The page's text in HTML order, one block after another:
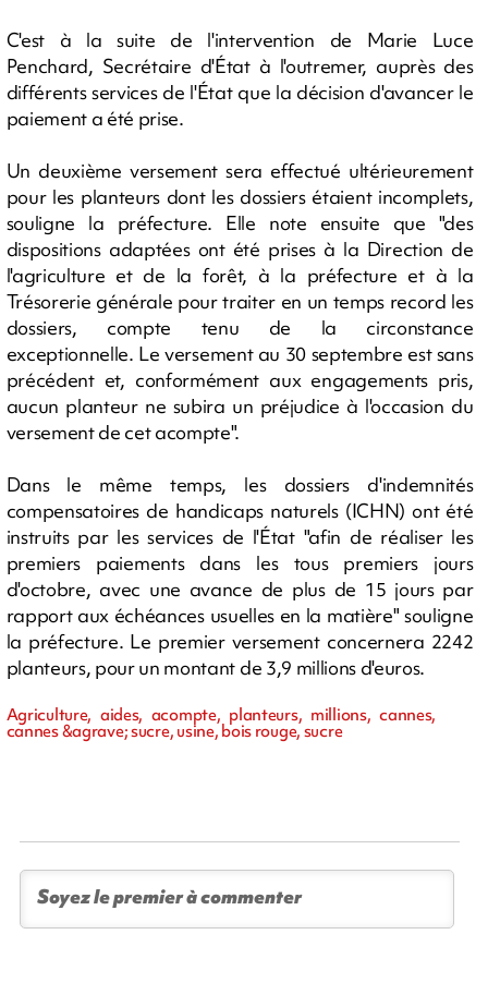
C'est à la suite de l'intervention de Marie Luce
Penchard, Secrétaire d'État à l'outremer, auprès des
différents services de l'État que la décision d'avancer le
paiement a été prise.
Un deuxième versement sera effectué ultérieurement
pour les planteurs dont les dossiers étaient incomplets,
souligne la préfecture. Elle note ensuite que "des
dispositions adaptées ont été prises à la Direction de
l'agriculture et de la forêt, à la préfecture et à la
Trésorerie générale pour traiter en un temps record les
dossiers, compte tenu de la circonstance
exceptionnelle. Le versement au 30 septembre est sans
précédent et, conformément aux engagements pris,
aucun planteur ne subira un préjudice à l'occasion du
versement de cet acompte".
Dans le même temps, les dossiers d'indemnités
compensatoires de handicaps naturels (ICHN) ont été
instruits par les services de l'État "afin de réaliser les
premiers paiements dans les tous premiers jours
d'octobre, avec une avance de plus de 15 jours par
rapport aux échéances usuelles en la matière" souligne
la préfecture. Le premier versement concernera 2242
planteurs, pour un montant de 3,9 millions d'euros.
Agriculture, aides, acompte, planteurs, millions, cannes,
cannes &agrave; sucre, usine, bois rouge, sucre